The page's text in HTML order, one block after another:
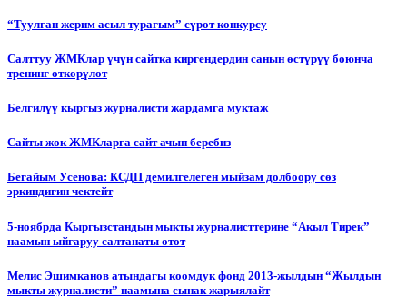
“Туулган жерим асыл турагым” сүрөт конкурсу
Салттуу ЖМКлар үчүн сайтка киргендердин санын өстүрүү боюнча
тренинг өткөрүлөт
Белгилүү кыргыз журналисти жардамга муктаж
Сайты жок ЖМКларга сайт ачып беребиз
Бегайым Усенова: КСДП демилгелеген мыйзам долбоору сөз
эркиндигин чектейт
5-ноябрда Кыргызстандын мыкты журналисттерине “Акыл Тирек”
наамын ыйгаруу салтанаты өтөт
Мелис Эшимканов атындагы коомдук фонд 2013-жылдын “Жылдын
мыкты журналисти” наамына сынак жарыялайт